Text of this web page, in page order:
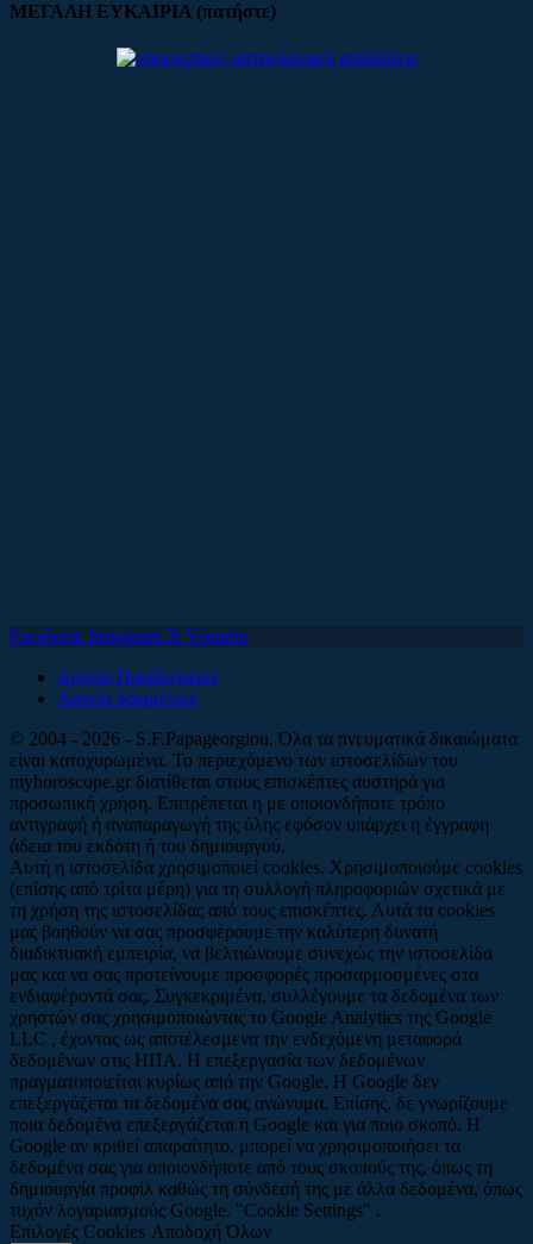
ΜΕΓΑΛΗ ΕΥΚΑΙΡΙΑ (πατήστε)
Facebook Instagram X Youtube
Αρχείο Προβλέψεων
Αρχείο δρωμένων
© 2004 - 2026 - S.F.Papageorgiou. Όλα τα πνευματικά δικαιώματα
είναι κατοχυρωμένα. Το περιεχόμενο των ιστοσελίδων του
myhoroscope.gr διατίθεται στους επισκέπτες αυστηρά για
προσωπική χρήση. Επιτρέπεται η με οποιονδήποτε τρόπο
αντιγραφή ή αναπαραγωγή της ύλης εφόσον υπάρχει η έγγραφη
άδεια του εκδότη ή του δημιουργού.
Αυτή η ιστοσελίδα χρησιμοποιεί cookies. Χρησιμοποιούμε cookies
(επίσης από τρίτα μέρη) για τη συλλογή πληροφοριών σχετικά με
τη χρήση της ιστοσελίδας από τους επισκέπτες. Αυτά τα cookies
μας βοηθούν να σας προσφέρουμε την καλύτερη δυνατή
διαδικτυακή εμπειρία, να βελτιώνουμε συνεχώς την ιστοσελίδα
μας και να σας προτείνουμε προσφορές προσαρμοσμένες στα
ενδιαφέροντά σας. Συγκεκριμένα, συλλέγουμε τα δεδομένα των
χρηστών σας χρησιμοποιώντας το Google Analytics της Google
LLC , έχοντας ως αποτέλεσμενα την ενδεχόμενη μεταφορά
δεδομένων στις ΗΠΑ. Η επεξεργασία των δεδομένων
πραγματοποιείται κυρίως από την Google. Η Google δεν
επεξεργάζεται τα δεδομένα σας ανώνυμα. Επίσης, δε γνωρίζουμε
ποια δεδομένα επεξεργάζεται η Google και για ποιο σκοπό. Η
Google αν κριθεί απαραίτητο, μπορεί να χρησιμοποιήσει τα
δεδομένα σας για οποιονδήποτε από τους σκοπούς της, όπως τη
δημιουργία προφίλ καθώς τη σύνδεσή της με άλλα δεδομένα, όπως
τυχόν λογαριασμούς Google. "Cookie Settings" .
Επιλογές Cookies Αποδοχή Όλων